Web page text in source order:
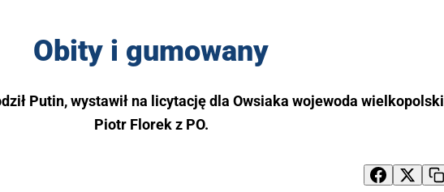
Obity i gumowany
Putin, wystawił na licytację dla Owsiaka wojewoda wielkopolski
Piotr Florek z PO.